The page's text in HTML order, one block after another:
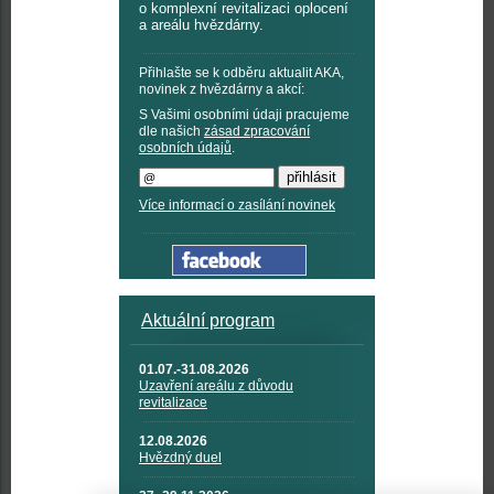
o komplexní revitalizaci oplocení
a areálu hvězdárny.
Přihlašte se k odběru aktualit AKA,
novinek z hvězdárny a akcí:
S Vašimi osobními údaji pracujeme
dle našich zásad zpracování
osobních údajů.
Více informací o zasílání novinek
Aktuální program
01.07.-31.08.2026
Uzavření areálu z důvodu
revitalizace
12.08.2026
Hvězdný duel